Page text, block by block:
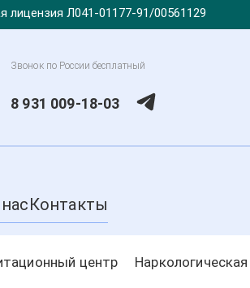
лицензия Л041-01177-91/00561129
Звонок по России бесплатный
8 931 009-18-03
Контакты
центр